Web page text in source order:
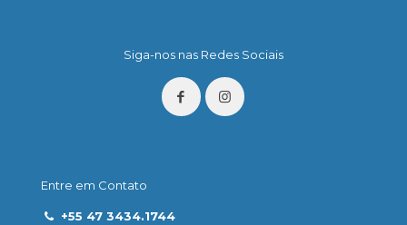
Siga-nos nas Redes Sociais
Entre em Contato
+55 47 3434.1744